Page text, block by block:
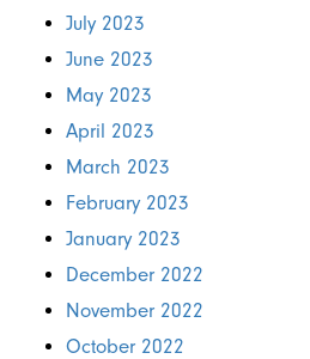
July 2023
June 2023
May 2023
April 2023
March 2023
February 2023
January 2023
December 2022
November 2022
October 2022